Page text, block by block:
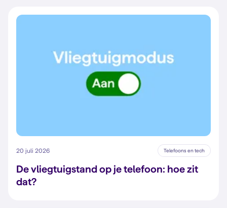
20 juli 2026 Telefoons en tech
De vliegtuigstand op je telefoon: hoe zit
dat?